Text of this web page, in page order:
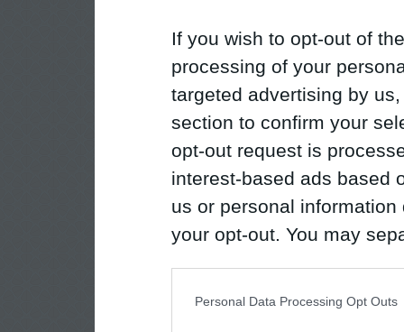
If you wish to opt-out of
processing of your
targeted advertising by
section to confirm your
opt-out request is
interest-based ads based
us or personal
your opt-out. You may
Personal Data Processing Opt Outs